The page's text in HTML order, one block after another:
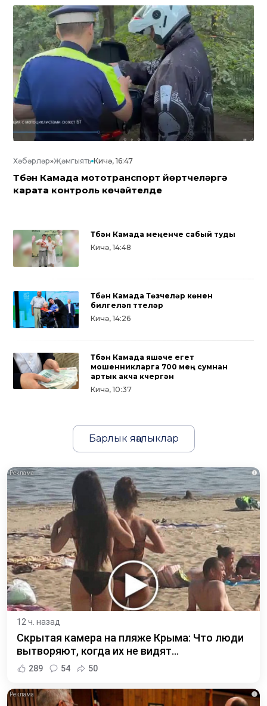
Хәбәрләр»Җәмгыять Кичә, 16:47
Түбән Камада мототранспорт йөртүчеләргә
карата контроль көчәйтелде
Түбән Камада меңенче сабый туды
Кичә, 14:48
Түбән Камада Төзүчеләр көнен
билгеләп үттеләр
Кичә, 14:26
Түбән Камада яшәүче егет
мошенникларга 700 мең сумнан
артык акча күчергән
Кичә, 10:37
Барлык яңалыклар
i
12 ч. назад
Скрытая камера на пляже Крыма: Что люди
вытворяют, когда их не видят...
289 54 50
i